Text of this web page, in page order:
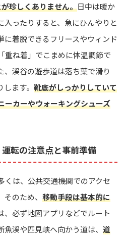
珍しくありません。日中は暖か
入ったりすると、急にひんやりと
に着脱できるフリースやウィンド
重ね着」でこまめに体温調節で
、渓谷の遊歩道は落ち葉で滑り
ます。 靴底がしっかりしていて
ーカーやウォーキングシューズ
転の注意点と事前準備
くは、公共交通機関でのアクセ
のため、 移動手段は基本的に
、必ず地図アプリなどでルート
渓や匹見峡へ向かう道は、 道